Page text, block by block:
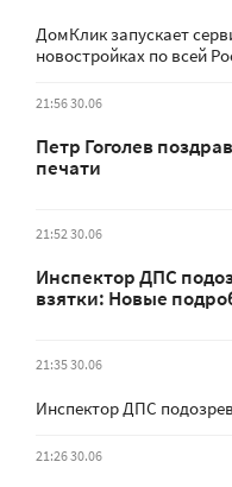
ДомКлик запускает
новостройках по всей
21:56 30.06
Петр Гоголев
печати
21:52 30.06
Инспектор ДПС
взятки: Новые
21:35 30.06
Инспектор ДПС
21:26 30.06